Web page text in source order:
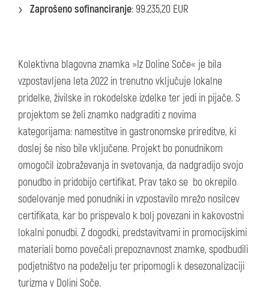
Zaprošeno sofinanciranje: 99.235,20 EUR
Kolektivna blagovna znamka »Iz Doline Soče« je bila
vzpostavljena leta 2022 in trenutno vključuje lokalne
pridelke, živilske in rokodelske izdelke ter jedi in pijače. S
projektom se želi znamko nadgraditi z novima
kategorijama: namestitve in gastronomske prireditve, ki
doslej še niso bile vključene. Projekt bo ponudnikom
omogočil izobraževanja in svetovanja, da nadgradijo svojo
ponudbo in pridobijo certifikat. Prav tako se bo okrepilo
sodelovanje med ponudniki in vzpostavilo mrežo nosilcev
certifikata, kar bo prispevalo k bolj povezani in kakovostni
lokalni ponudbi. Z dogodki, predstavitvami in promocijskimi
materiali bomo povečali prepoznavnost znamke, spodbudili
podjetništvo na podeželju ter pripomogli k desezonalizaciji
turizma v Dolini Soče.